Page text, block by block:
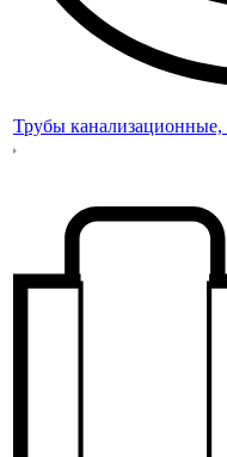
Трубы канализационные,